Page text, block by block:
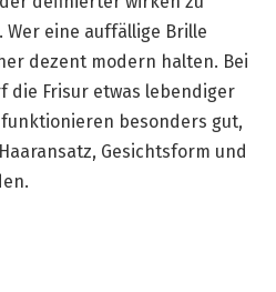
Wer eine auffällige Brille
dezent modern halten. Bei
die Frisur etwas lebendiger
besonders gut,
Gesichtsform und